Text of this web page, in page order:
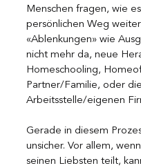
Menschen fragen, wie
persönlichen Weg
«Ablenkungen» wie
nicht mehr da, neue
Homeschooling,
Partner/Familie, oder
Arbeitsstelle/eigenen
Gerade in diesem
unsicher. Vor allem,
seinen Liebsten teilt,